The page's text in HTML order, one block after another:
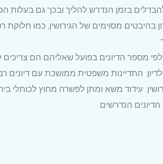
בזמן הנדרש להליך ובכך גם בעלות
מסוימים של הגירושין, כמו חלוקת
מספר הדיונים בפועל שאליהם הם צריכים
לעורך הדין במודל זה, אשר נע בדרך כלל בין 1,000 ל-5,000 ש"ח לדיון. התדיינות
עידוד משא ומתן לפשרה מחוץ לכותלי
הנדרשים.